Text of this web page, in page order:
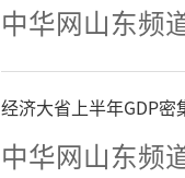
整场
中华网山东频
经济大省上半年GDP
中华网山东频